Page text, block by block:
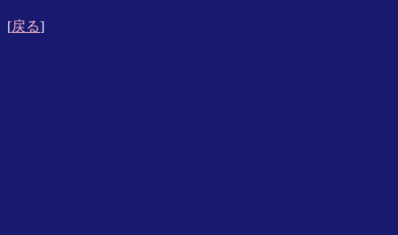
[戻る]